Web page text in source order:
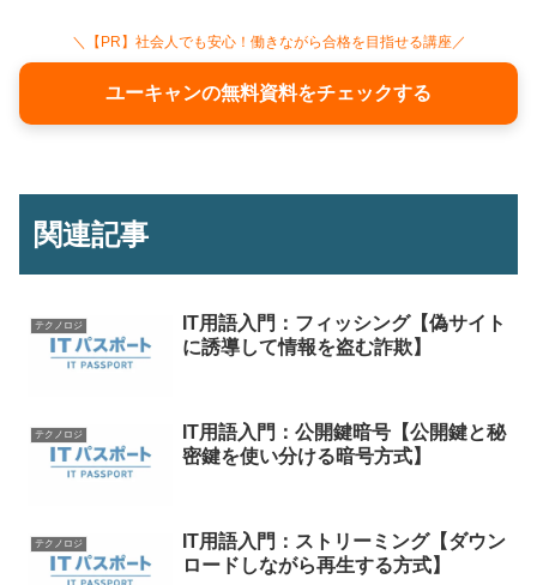
＼【PR】社会人でも安心！働きながら合格を目指せる講座／
ユーキャンの無料資料をチェックする
関連記事
テクノロジ
IT用語入門：フィッシング【偽サイト
に誘導して情報を盗む詐欺】
テクノロジ
IT用語入門：公開鍵暗号【公開鍵と秘
密鍵を使い分ける暗号方式】
テクノロジ
IT用語入門：ストリーミング【ダウン
ロードしながら再生する方式】